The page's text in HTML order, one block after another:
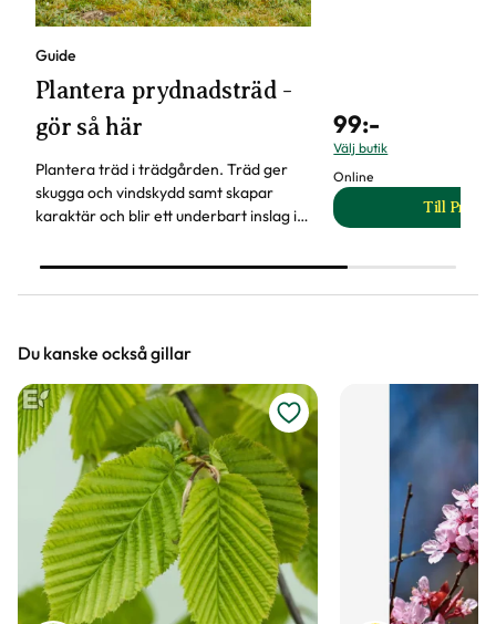
Guide
Plantera prydnadsträd -
gör så här
Plantera träd i trädgården. Träd ger
skugga och vindskydd samt skapar
karaktär och blir ett underbart inslag i
du ska plantera träd.
99:-
Välj butik
Online
Till
Du kanske också gillar